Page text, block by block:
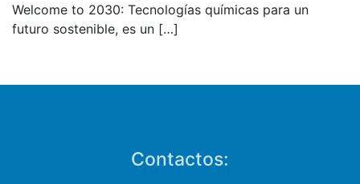
Welcome to 2030: Tecnologías químicas para un
futuro sostenible, es un […]
Contactos: